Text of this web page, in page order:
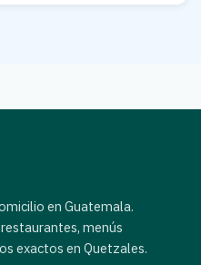
en Guatemala.
menús
exactos en Quetzales.